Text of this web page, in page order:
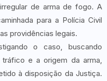
de arma de fogo. A
para a Polícia Civil
providências legais.
o caso, buscando
e a origem da arma,
à disposição da Justiça.